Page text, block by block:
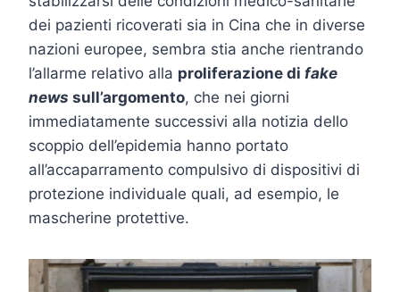
dei pazienti ricoverati sia in Cina che in diverse
nazioni europee, sembra stia anche rientrando
l’allarme relativo alla proliferazione di fake
news sull’argomento, che nei giorni
immediatamente successivi alla notizia dello
scoppio dell’epidemia hanno portato
all’accaparramento compulsivo di dispositivi di
protezione individuale quali, ad esempio, le
mascherine protettive.